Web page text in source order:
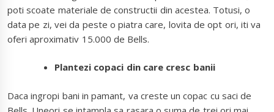
poti scoate materiale de constructii din acestea. Totusi, o
data pe zi, vei da peste o piatra care, lovita de opt ori, iti va
oferi aproximativ 15.000 de Bells.
Plantezi copaci din care cresc banii
Daca ingropi bani in pamant, va creste un copac cu saci de